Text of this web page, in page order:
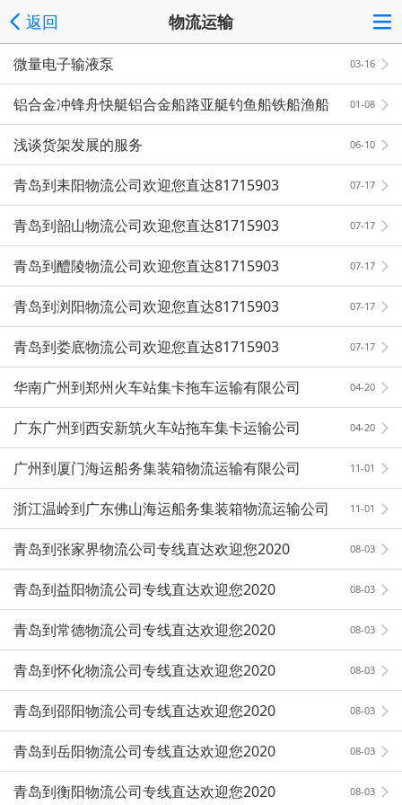
返回 物流运输
03-16
微量电子输液泵
01-08
铝合金冲锋舟快艇铝合金船路亚艇钓鱼船铁船渔船
06-10
浅谈货架发展的服务
07-17
青岛到耒阳物流公司欢迎您直达81715903
07-17
青岛到韶山物流公司欢迎您直达81715903
07-17
青岛到醴陵物流公司欢迎您直达81715903
07-17
青岛到浏阳物流公司欢迎您直达81715903
07-17
青岛到娄底物流公司欢迎您直达81715903
04-20
华南广州到郑州火车站集卡拖车运输有限公司
04-20
广东广州到西安新筑火车站拖车集卡运输公司
11-01
广州到厦门海运船务集装箱物流运输有限公司
11-01
浙江温岭到广东佛山海运船务集装箱物流运输公司
08-03
青岛到张家界物流公司专线直达欢迎您2020
08-03
青岛到益阳物流公司专线直达欢迎您2020
08-03
青岛到常德物流公司专线直达欢迎您2020
08-03
青岛到怀化物流公司专线直达欢迎您2020
08-03
青岛到邵阳物流公司专线直达欢迎您2020
08-03
青岛到岳阳物流公司专线直达欢迎您2020
08-03
青岛到衡阳物流公司专线直达欢迎您2020